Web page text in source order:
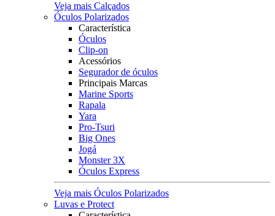
Veja mais Calçados
Óculos Polarizados
Característica
Óculos
Clip-on
Acessórios
Segurador de óculos
Principais Marcas
Marine Sports
Rapala
Yara
Pro-Tsuri
Big Ones
Jogá
Monster 3X
Óculos Express
Veja mais Óculos Polarizados
Luvas e Protect